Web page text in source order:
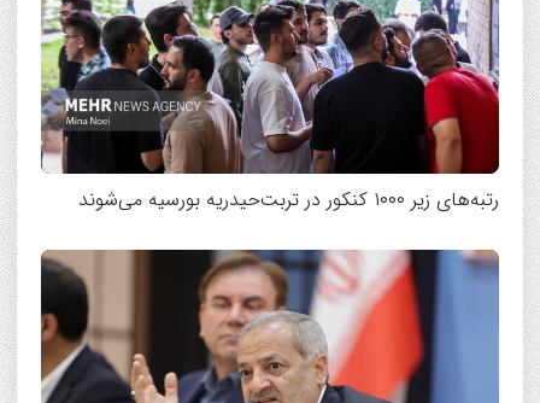
رتبه‌های زیر ۱۰۰۰ کنکور در تربت‌حیدریه بورسیه می‌شوند